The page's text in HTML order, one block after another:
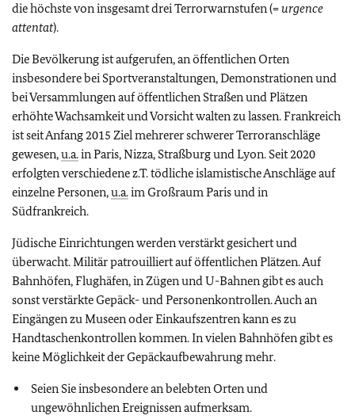
die höchste von insgesamt drei Terrorwarnstufen (=urgence
attentat).
Die Bevölkerung ist aufgerufen, an öffentlichen Orten
insbesondere bei Sportveranstaltungen, Demonstrationen und
bei Versammlungen auf öffentlichen Straßen und Plätzen
erhöhte Wachsamkeit und Vorsicht walten zu lassen. Frankreich
ist seit Anfang 2015 Ziel mehrerer schwerer Terroranschläge
gewesen,u.a.in Paris, Nizza, Straßburg und Lyon. Seit 2020
erfolgten verschiedene z.T. tödliche islamistische Anschläge auf
einzelne Personen,u.a.im Großraum Paris und in
Südfrankreich.
Jüdische Einrichtungen werden verstärkt gesichert und
überwacht. Militär patrouilliert auf öffentlichen Plätzen. Auf
Bahnhöfen, Flughäfen, in Zügen und U-Bahnen gibt es auch
sonst verstärkte Gepäck- und Personenkontrollen. Auch an
Eingängen zu Museen oder Einkaufszentren kann es zu
Handtaschenkontrollen kommen. In vielen Bahnhöfen gibt es
keine Möglichkeit der Gepäckaufbewahrung mehr.
Seien Sie insbesondere an belebten Orten und
ungewöhnlichen Ereignissen aufmerksam.